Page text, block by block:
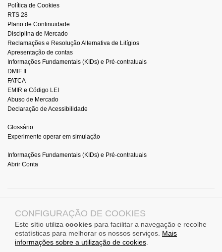
Política de Cookies
RTS 28
Plano de Continuidade
Disciplina de Mercado
Reclamações e Resolução Alternativa de Litígios
Apresentação de contas
Informações Fundamentais (KIDs) e Pré-contratuais
DMIF II
FATCA
EMIR e Código LEI
Abuso de Mercado
Declaração de Acessibilidade
Glossário
Experimente operar em simulação
Informações Fundamentais (KIDs) e Pré-contratuais
Abrir Conta
All Rights Reserved.
CMVM (Portugal) Registration No. 276, free provision of services in Spain, Poland,
Netherlands, France, Germany, Romania, Italy.
CONFIGURAÇÃO DE COOKIES
Este sítio utiliza cookies para facilitar a navegação e recolhe
estatísticas para melhorar os nossos serviços. Mais
informações sobre a utilização de cookies